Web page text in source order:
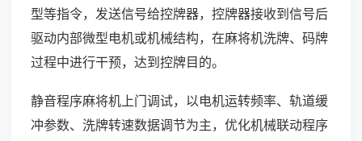
型等指令，发送信号给控牌器，控牌器接收到信号后
驱动内部微型电机或机械结构，在麻将机洗牌、码牌
过程中进行干预，达到控牌目的。
静音程序麻将机上门调试，以电机运转频率、轨道缓
冲参数、洗牌转速数据调节为主，优化机械联动程序